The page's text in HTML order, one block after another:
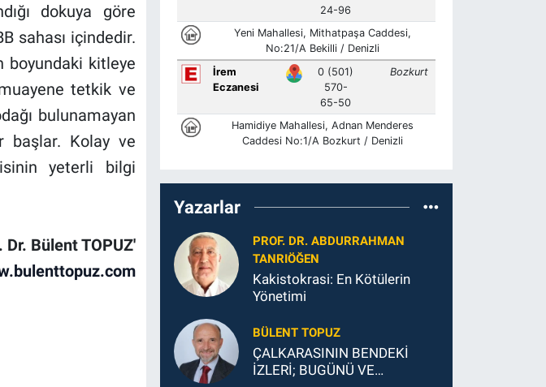
dokuya göre
sahası içindedir.
boyundaki kitleye
tetkik ve
bulunamayan
başlar. Kolay ve
yeterli bilgi
Dr. Bülent TOPUZ'
Yazarlar
PROF. DR. ABDURRAHMAN
TANRIÖĞEN
Kakistokrasi: En Kötülerin
Yönetimi
BÜLENT TOPUZ
ÇALKARASININ BENDEKİ
İZLERİ; BUGÜNÜ VE